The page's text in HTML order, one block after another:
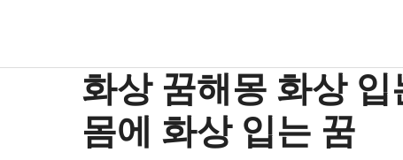
화상 꿈해몽 화상
몸에 화상 입는 꿈